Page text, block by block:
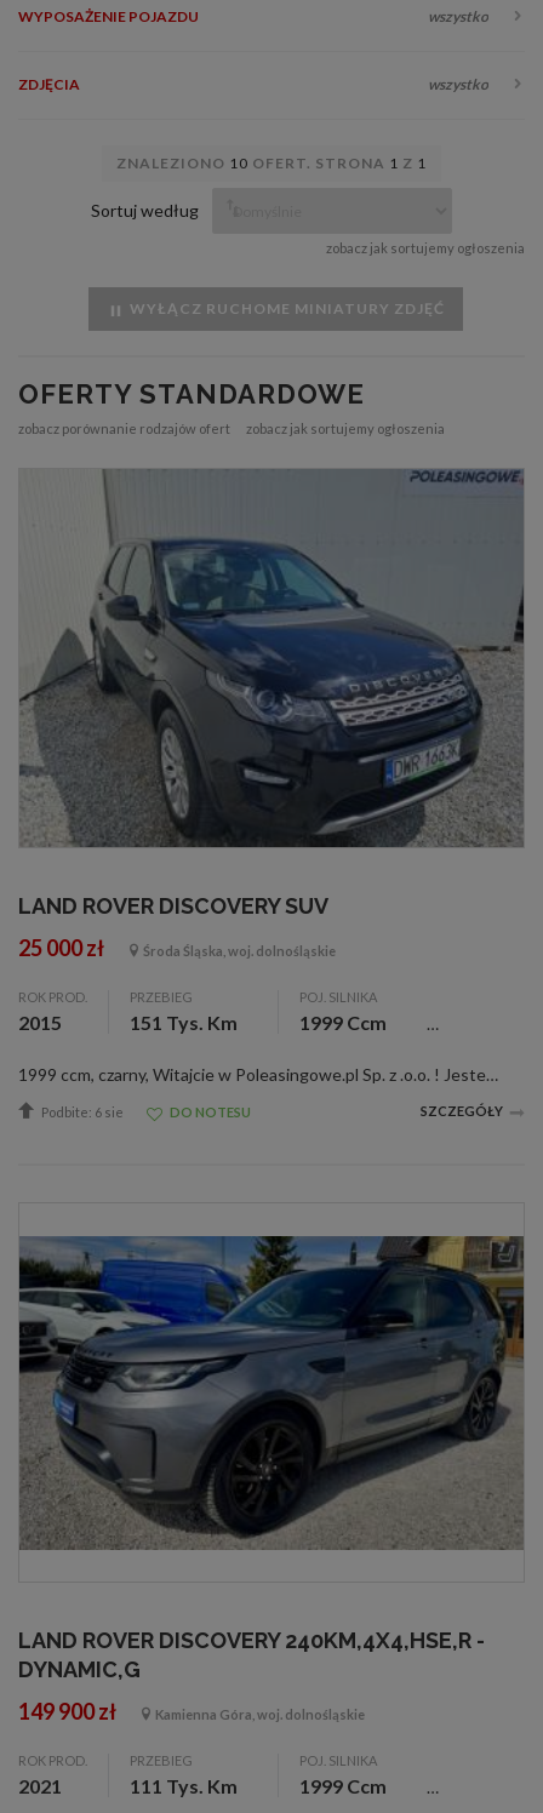
WYPOSAŻENIE POJAZDU wszystko
ZDJĘCIA wszystko
ZNALEZIONO 10 OFERT. STRONA 1 Z 1
Sortuj według
zobacz jak sortujemy ogłoszenia
WYŁĄCZ RUCHOME MINIATURY ZDJĘĆ
OFERTY STANDARDOWE
zobacz porównanie rodzajów ofert zobacz jak sortujemy ogłoszenia
LAND ROVER DISCOVERY SUV
25 000 zł Środa Śląska, woj. dolnośląskie
ROK PROD.
2015
PRZEBIEG
151 Tys. Km
POJ. SILNIKA
1999 Ccm
1999 ccm, czarny, Witajcie w Poleasingowe.pl Sp. z .o.o. ! Jesteśmy liderem sprzedaży samochodów poleasingowych, poflotowych i powindykacyjnych. Mamy dla was świetną okazję! Zobaczcie LAND ROVER DISCOVERY wraz z raportami stanu technicznego. W r...
Podbite: 6 sie DO NOTESU SZCZEGÓŁY
LAND ROVER DISCOVERY 240KM,4X4,HSE,R -
DYNAMIC,G
149 900 zł Kamienna Góra, woj. dolnośląskie
ROK PROD.
2021
PRZEBIEG
111 Tys. Km
POJ. SILNIKA
1999 Ccm